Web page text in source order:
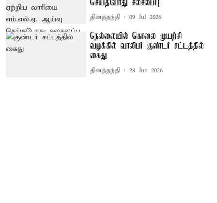
செய்தபோது சலசலப்பு
தினத்தந்தி 09 Jul 2026
நெல்லையில் கொலை முயற்சி
வழக்கில் வாலிபர் குண்டர் சட்டத்தில்
கைது
தினத்தந்தி 28 Jun 2026